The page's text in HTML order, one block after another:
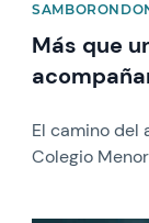
Más que
El camino del
Colegio